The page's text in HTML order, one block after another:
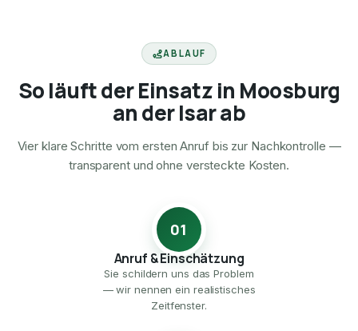
ABLAUF
So läuft der Einsatz in Moosburg
an der Isar ab
Vier klare Schritte vom ersten Anruf bis zur Nachkontrolle —
transparent und ohne versteckte Kosten.
01
Anruf & Einschätzung
Sie schildern uns das Problem
— wir nennen ein realistisches
Zeitfenster.